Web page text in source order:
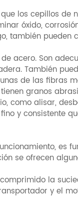
los cepillos de
óxido,
también pueden
acero. Son
También
de las fibras
granos
como alisar,
y consistente
es
se ofrecen
la
y el